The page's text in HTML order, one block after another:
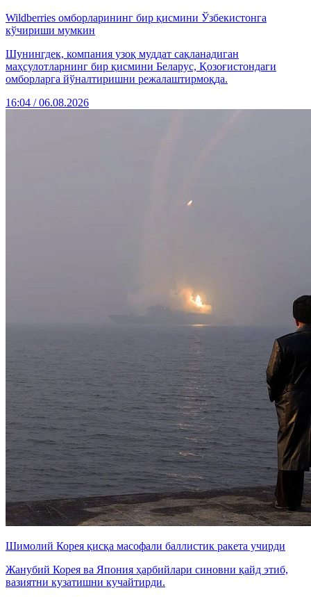
Wildberries омборларининг бир қисмини Ўзбекистонга
кўчириши мумкин
Шунингдек, компания узоқ муддат сақланадиган
маҳсулотларнинг бир қисмини Беларус, Қозоғистондаги
омборларга йўналтиришни режалаштирмоқда.
16:04 / 06.08.2026
Шимолий Корея қисқа масофали баллистик ракета учирди
Жанубий Корея ва Япония ҳарбийлари синовни қайд этиб,
вазиятни кузатишни кучайтирди.